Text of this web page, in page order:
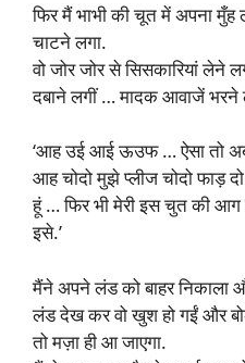
फिर मैं भाभी की चूत में अपना
चाटने लगा.
वो जोर जोर से सिसकारियां लेने
दबाने लगीं … मादक आवाजें भरने
‘आह उई आई ऊउफ … ऐसा तो
आह चोदो मुझे प्लीज चोदो फाड़
हूं … फिर भी मेरी इस चुत की आग
इसे.’
मैंने अपने लंड को बाहर निकाला
लंड देख कर वो खुश हो गईं और
तो मज़ा ही आ जाएगा.